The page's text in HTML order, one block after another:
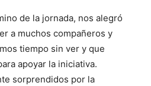
de la jornada, nos alegró
a muchos compañeros y
tiempo sin ver y que
apoyar la iniciativa.
sorprendidos por la